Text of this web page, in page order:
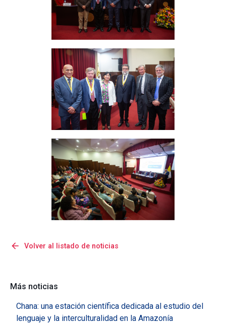
arrow_back Volver al listado de noticias
Más noticias
Chana: una estación científica dedicada al estudio del
lenguaje y la interculturalidad en la Amazonía